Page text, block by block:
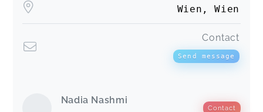
Wien, Wien
Contact
Send message
Nadia Nashmi
Contact